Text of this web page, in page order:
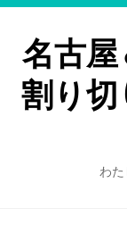
名古
割り
わ